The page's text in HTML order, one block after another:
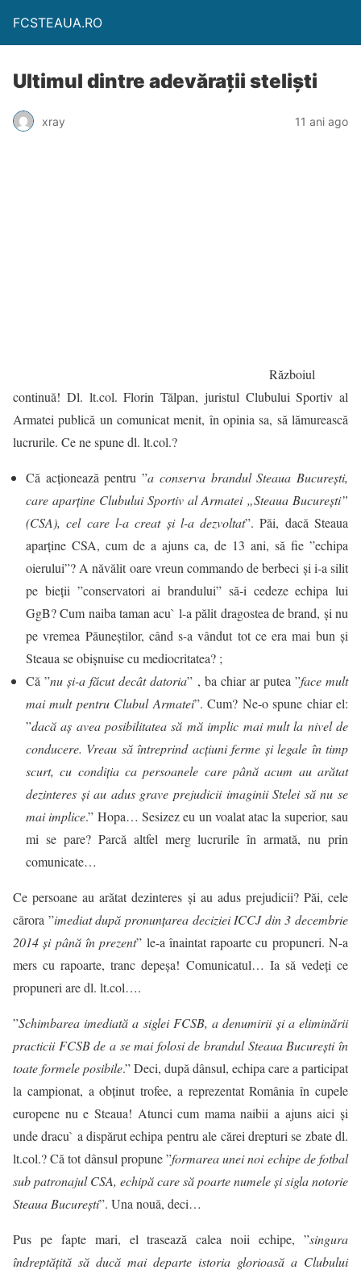
FCSTEAUA.RO
Ultimul dintre adevărații steliști
xray 11 ani ago
Războiul
continuă! Dl. lt.col. Florin Tălpan, juristul Clubului Sportiv al
Armatei publică un comunicat menit, în opinia sa, să lămurească
lucrurile. Ce ne spune dl. lt.col.?
Că acționează pentru ”a conserva brandul Steaua Bucureşti,
care aparţine Clubului Sportiv al Armatei „Steaua Bucureşti”
(CSA), cel care l-a creat şi l-a dezvoltat”. Păi, dacă Steaua
aparține CSA, cum de a ajuns ca, de 13 ani, să fie ”echipa
oierului”? A năvălit oare vreun commando de berbeci și i-a silit
pe bieții ”conservatori ai brandului” să-i cedeze echipa lui
GgB? Cum naiba taman acu` l-a pălit dragostea de brand, și nu
pe vremea Păuneștilor, când s-a vândut tot ce era mai bun și
Steaua se obișnuise cu mediocritatea? ;
Că ”nu și-a făcut decât datoria” , ba chiar ar putea ”face mult
mai mult pentru Clubul Armatei”. Cum? Ne-o spune chiar el:
”dacă aş avea posibilitatea să mă implic mai mult la nivel de
conducere. Vreau să întreprind acţiuni ferme şi legale în timp
scurt, cu condiţia ca persoanele care până acum au arătat
dezinteres şi au adus grave prejudicii imaginii Stelei să nu se
mai implice.” Hopa… Sesizez eu un voalat atac la superior, sau
mi se pare? Parcă altfel merg lucrurile în armată, nu prin
comunicate…
Ce persoane au arătat dezinteres și au adus prejudicii? Păi, cele
cărora ”imediat după pronunţarea deciziei ICCJ din 3 decembrie
2014 şi până în prezent” le-a înaintat rapoarte cu propuneri. N-a
mers cu rapoarte, tranc depeșa! Comunicatul… Ia să vedeți ce
propuneri are dl. lt.col….
”Schimbarea imediată a siglei FCSB, a denumirii şi a eliminării
practicii FCSB de a se mai folosi de brandul Steaua Bucureşti în
toate formele posibile.” Deci, după dânsul, echipa care a participat
la campionat, a obținut trofee, a reprezentat România în cupele
europene nu e Steaua! Atunci cum mama naibii a ajuns aici și
unde dracu` a dispărut echipa pentru ale cărei drepturi se zbate dl.
lt.col.? Că tot dânsul propune ”formarea unei noi echipe de fotbal
sub patronajul CSA, echipă care să poarte numele şi sigla notorie
Steaua Bucureşti”. Una nouă, deci…
Pus pe fapte mari, el trasează calea noii echipe, ”singura
îndreptăţită să ducă mai departe istoria glorioasă a Clubului